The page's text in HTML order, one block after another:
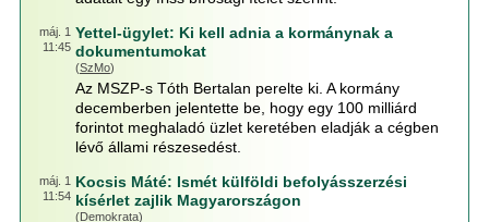
máj. 1
11:45
Yettel-ügylet: Ki kell adnia a kormánynak a
dokumentumokat
(SzMo)
Az MSZP-s Tóth Bertalan perelte ki. A kormány
decemberben jelentette be, hogy egy 100 milliárd
forintot meghaladó üzlet keretében eladják a cégben
lévő állami részesedést.
máj. 1
11:54
Kocsis Máté: Ismét külföldi befolyásszerzési
kísérlet zajlik Magyarországon
(Demokrata)